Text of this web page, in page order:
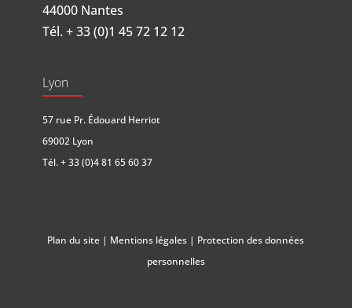
44000 Nantes
Tél. + 33 (0)1 45 72 12 12
Lyon
57 rue Pr. Édouard Herriot
69002 Lyon
Tél.+ 33 (0)4 81 65 60 37
Plan du site | Mentions légales | Protection des données
personnelles